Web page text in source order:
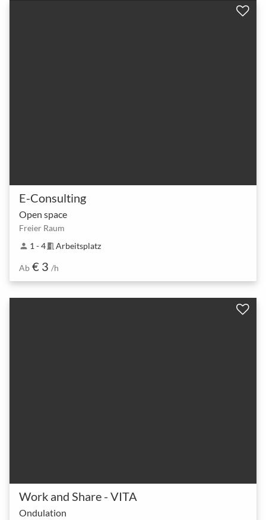
E-Consulting
Open space
Freier Raum
person 1 - 4meeting_room Arbeitsplatz
Ab € 3 /h
Work and Share - VITA
Ondulation